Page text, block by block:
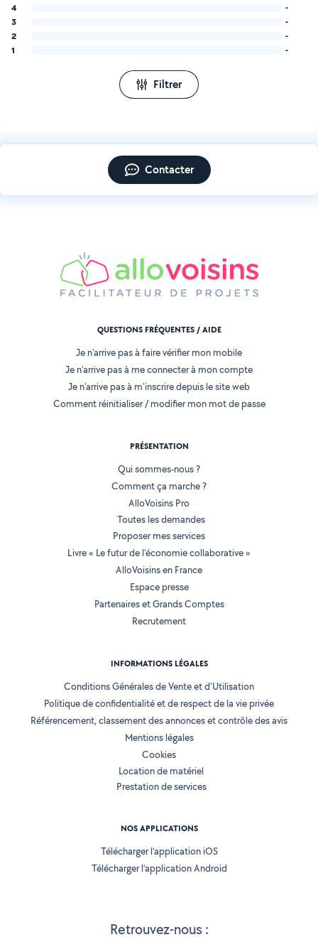
4
-
3
-
2
-
1
-
Filtrer
Contacter
Retrouvez-nous :
QUESTIONS FRÉQUENTES / AIDE
Je n'arrive pas à faire vérifier mon mobile
Je n'arrive pas à me connecter à mon compte
Je n'arrive pas à m'inscrire depuis le site web
Comment réinitialiser / modifier mon mot de passe
PRÉSENTATION
Qui sommes-nous ?
Comment ça marche ?
AlloVoisins Pro
Toutes les demandes
Proposer mes services
Livre « Le futur de l'économie collaborative »
AlloVoisins en France
Espace presse
Partenaires et Grands Comptes
Recrutement
INFORMATIONS LÉGALES
Conditions Générales de Vente et d'Utilisation
Politique de confidentialité et de respect de la vie privée
Référencement, classement des annonces et contrôle des avis
Mentions légales
Cookies
Location de matériel
Prestation de services
NOS APPLICATIONS
Télécharger l’application iOS
Télécharger l’application Android